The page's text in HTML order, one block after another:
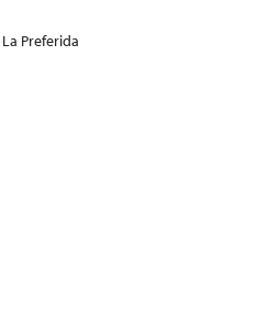
La Preferida